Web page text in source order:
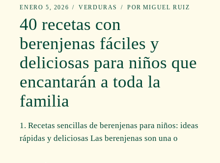
ENERO 5, 2026 VERDURAS POR MIGUEL RUIZ
40 recetas con
berenjenas fáciles y
deliciosas para niños que
encantarán a toda la
familia
1. Recetas sencillas de berenjenas para niños: ideas
rápidas y deliciosas Las berenjenas son una o